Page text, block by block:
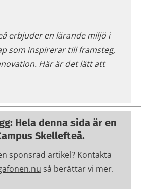
erbjuder en lärande miljö i
som inspirerar till framsteg,
Här är det lätt att
Hela denna sida är en
Skellefteå.
sponsrad artikel? Kontakta
så berättar vi mer.